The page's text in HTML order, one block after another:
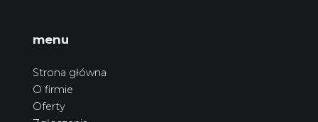
menu
Strona główna
O firmie
Oferty